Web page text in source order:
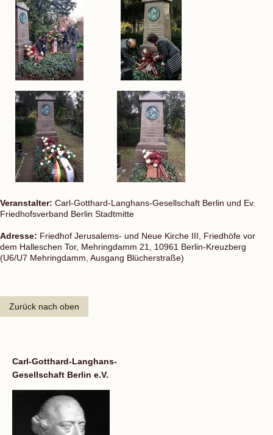
Veranstalter: Carl-Gotthard-Langhans-Gesellschaft Berlin und Ev.
Friedhofsverband Berlin Stadtmitte
Adresse: Friedhof Jerusalems- und Neue Kirche III, Friedhöfe vor
dem Halleschen Tor, Mehringdamm 21, 10961 Berlin-Kreuzberg
(U6/U7 Mehringdamm, Ausgang Blücherstraße)
Zurück nach oben
Carl-Gotthard-Langhans-
Gesellschaft Berlin e.V.